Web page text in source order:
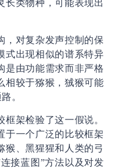
长类物种，可能表现出
，对复杂发声控制的保
式出现相似的谱系特异
是由功能需求而非严格
相较于猕猴，狨猴可能
。
架检验了这一假说。
于一个广泛的比较框架
猴、黑猩猩和人类的弓
接蓝图”方法以及对发